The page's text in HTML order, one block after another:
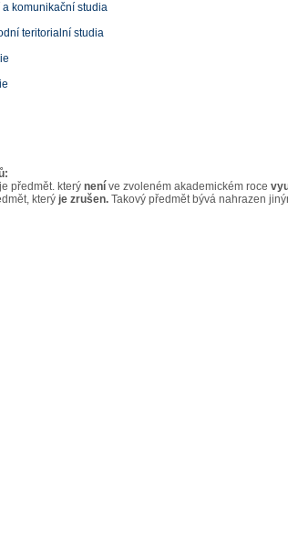
komunikační studia
teritorialní studia
předmět. který není ve zvoleném akademickém roce
který je zrušen. Takový předmět bývá nahrazen